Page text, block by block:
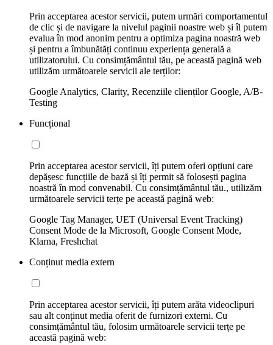
Prin acceptarea acestor servicii, putem urmări comportamentul
de clic și de navigare la nivelul paginii noastre web și îl putem
evalua în mod anonim pentru a optimiza pagina noastră web
și pentru a îmbunătăți continuu experiența generală a
utilizatorului. Cu consimțământul tău, pe această pagină web
utilizăm următoarele servicii ale terților:
Google Analytics, Clarity, Recenziile clienților Google, A/B-
Testing
Funcțional
Prin acceptarea acestor servicii, îți putem oferi opțiuni care
depășesc funcțiile de bază și îți permit să folosești pagina
noastră în mod convenabil. Cu consimțământul tău., utilizăm
următoarele servicii terțe pe această pagină web:
Google Tag Manager, UET (Universal Event Tracking)
Consent Mode de la Microsoft, Google Consent Mode,
Klarna, Freshchat
Conținut media extern
Prin acceptarea acestor servicii, îți putem arăta videoclipuri
sau alt conținut media oferit de furnizori externi. Cu
consimțământul tău, folosim următoarele servicii terțe pe
această pagină web: